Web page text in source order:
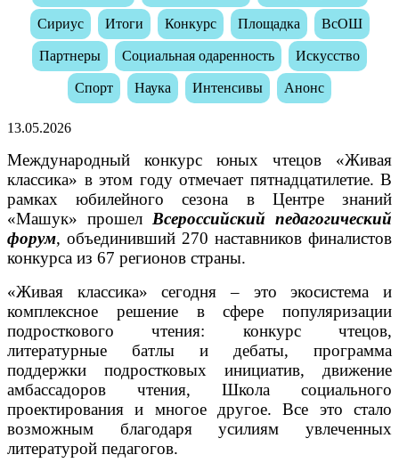
Сириус Итоги Конкурс Площадка ВсОШ
Партнеры Социальная одаренность Искусство
Спорт Наука Интенсивы Анонс
13.05.2026
Международный конкурс юных чтецов «Живая
классика» в этом году отмечает пятнадцатилетие. В
рамках юбилейного сезона в Центре знаний
«Машук» прошел Всероссийский педагогический
форум, объединивший 270 наставников финалистов
конкурса из 67 регионов страны.
«Живая классика» сегодня – это экосистема и
комплексное решение в сфере популяризации
подросткового чтения: конкурс чтецов,
литературные батлы и дебаты, программа
поддержки подростковых инициатив, движение
амбассадоров чтения, Школа социального
проектирования и многое другое. Все это стало
возможным благодаря усилиям увлеченных
литературой педагогов.